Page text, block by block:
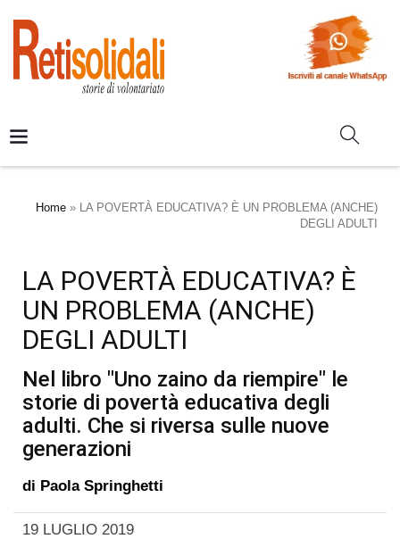
Home » LA POVERTÀ EDUCATIVA? È UN PROBLEMA (ANCHE)
DEGLI ADULTI
LA POVERTÀ EDUCATIVA? È
UN PROBLEMA (ANCHE)
DEGLI ADULTI
Nel libro "Uno zaino da riempire" le
storie di povertà educativa degli
adulti. Che si riversa sulle nuove
generazioni
di Paola Springhetti
19 LUGLIO 2019